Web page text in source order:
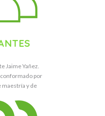
Jaime Yañez.
por
maestría y de